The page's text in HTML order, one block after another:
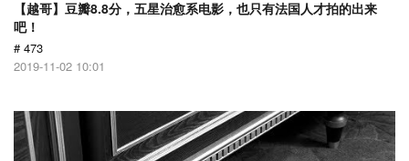
【越哥】豆瓣8.8分，五星治愈系电影，也只有法国人才拍的出来
吧！
# 473
2019-11-02 10:01